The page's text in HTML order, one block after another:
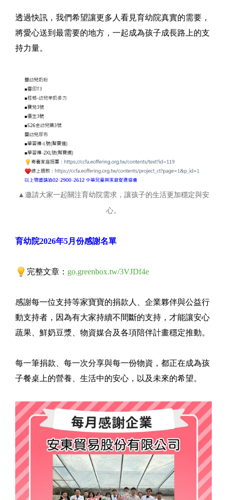
透過快訊，我們希望讓更多人看見育幼院真實的需要，
將愛心送到最需要的地方，一起成為孩子成長路上的支
持力量。
▲邀請大家一起關注育幼院需求，讓孩子的生活更加穩定與安
心。
育幼院2026年5月份感謝名單
完整文章： go.greenbox.tw/3VJDf4e
感謝每一位支持等家寶寶的捐款人、企業夥伴與公益行
動支持者，因為有大家持續不間斷的支持，才能讓安心
蔬果、鮮奶豆漿、物資媒合及各項陪伴計畫穩定推動。
每一筆捐款、每一次分享與每一份物資，都正在成為孩
子餐桌上的營養、生活中的安心，以及未來的希望。